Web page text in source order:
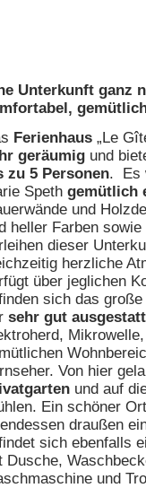
Unterkunft ganz
Ferienhaus „Le
geräumig und
zu 5 Personen. Es
Spethgemütlich
und
heller Farben
dieser
herzliche
über jeglichen
sich das
sehr gut
Von hier
und auf
Ein schöner
draußen
sich ebenfalls
Dusche,
und